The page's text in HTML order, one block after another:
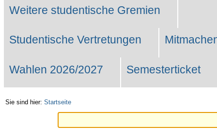
Weitere studentische Gremien
Studentische Vertretungen
Wahlen 2026/2027 Semesterticket
Sie sind hier: Startseite